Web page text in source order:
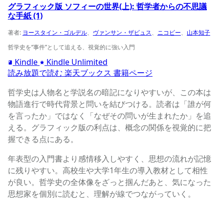
グラフィック版 ソフィーの世界(上): 哲学者からの不思議
な手紙 (1)
著者: ヨースタイン・ゴルデル、 ヴァンサン・ザビュス、 ニコビー、 山本知子
哲学史を“事件”として追える、視覚的に強い入門
Kindle
Kindle Unlimited
読み放題で読む 楽天ブックス 書籍ページ
哲学史は人物名と学説名の暗記になりやすいが、この本は
物語進行で時代背景と問いを結びつける。読者は「誰が何
を言ったか」ではなく「なぜその問いが生まれたか」を追
える。グラフィック版の利点は、概念の関係を視覚的に把
握できる点にある。
年表型の入門書より感情移入しやすく、思想の流れが記憶
に残りやすい。高校生や大学1年生の導入教材として相性
が良い。哲学史の全体像をざっと掴んだあと、気になった
思想家を個別に読むと、理解が線でつながっていく。